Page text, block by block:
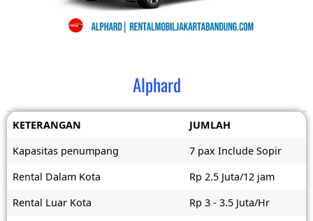
Alphard
KETERANGAN
JUMLAH
Kapasitas penumpang
7 pax Include Sopir
Rental Dalam Kota
Rp 2.5 Juta/12 jam
Rental Luar Kota
Rp 3 - 3.5 Juta/Hr